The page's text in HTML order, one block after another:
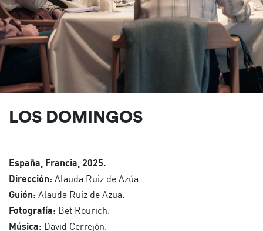
LOS DOMINGOS
España, Francia, 2025.
Dirección: Alauda Ruiz de Azúa.
Guión: Alauda Ruiz de Azua.
Fotografía: Bet Rourich.
Música: David Cerrejón.